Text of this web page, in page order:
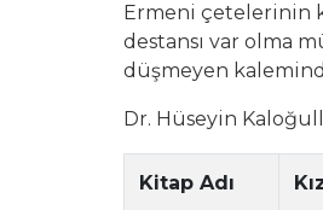
Ermeni çetelerinin
destansı var olma
düşmeyen
Dr. Hüseyin
Kitap Adı